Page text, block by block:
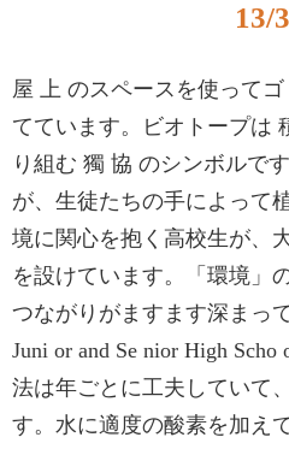
13/
屋 上 のスペースを使って
てています。ビオトープは
り組む 獨 協 のシンボルで
が、生徒たちの手によって
境に関心を抱く高校生が、
を設けています。「環境」
つながりがますます深まっ
Juni or and Se nior High
法は年ごとに工夫していて
す。水に適度の酸素を加え